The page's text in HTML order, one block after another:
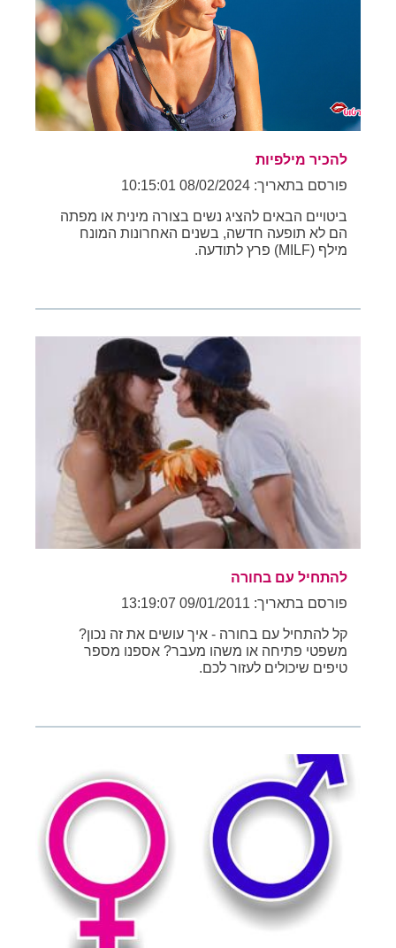
להכיר מילפיות
פורסם בתאריך: 08/02/2024 10:15:01
ביטויים הבאים להציג נשים בצורה מינית או מפתה
הם לא תופעה חדשה, בשנים האחרונות המונח
מילף (MILF) פרץ לתודעה.
להתחיל עם בחורה
פורסם בתאריך: 09/01/2011 13:19:07
קל להתחיל עם בחורה - איך עושים את זה נכון?
משפטי פתיחה או משהו מעבר? אספנו מספר
טיפים שיכולים לעזור לכם.